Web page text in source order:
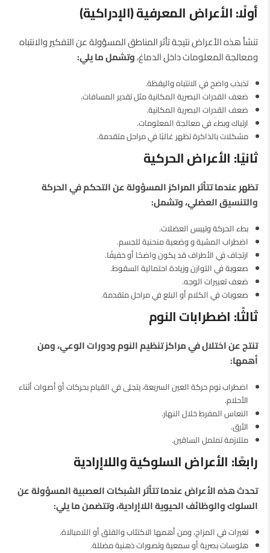
أولًا: الأعراض المعرفية (الإدراكية)
تنشأ هذه الأعراض نتيجة تأثر المناطق المسؤولة عن التفكير والانتباه
ومعالجة المعلومات داخل الدماغ،وتشمل ما يلي:
تذبذب واضح في الانتباه واليقظة.
ضعف القدرات البصرية المكانية مثل تقدير المسافات.
ضعف القدرات البصرية المكانية.
ارتباك وبطء في معالجة المعلومات.
مشكلات بالذاكرة تظهر غالبًا في مراحل متقدمة.
ثانيًا: الأعراض الحركية
تظهر عندما تتأثر المراكز المسؤولة عن التحكم في الحركة
والتنسيق العضلي، وتشمل:
بطء الحركة وتيبس العضلات.
اضطراب المشية و وضعية منحنية للجسم.
ارتجاف في الأطراف قد يكون واضحًا أو خفيفًا.
صعوبة في التوازن وزيادة احتمالية السقوط.
ضعف تعبيرات الوجه.
صعوبات في الكلام أو البلع في مراحل متقدمة.
ثالثًا: اضطرابات النوم
تنتج عن اختلال في مراكز تنظيم النوم ودورات الوعي، ومن
أهمها:
اضطراب نوم حركة العين السريعة، يتجلى في القيام بحركات أو أصوات أثناء
الأحلام.
النعاس المفرط خلال النهار.
الأرق.
متلازمة تململ الساقين.
رابعًا: الأعراض السلوكية واللاإرادية
تحدث هذه الأعراض عندما تتأثر الشبكات العصبية المسؤولة عن
السلوك والوظائف الحيوية اللاإرادية، وتتضمن ما يلي:
تغيرات في المزاج، ومن أهمها الاكتئاب والقلق أو اللامبالاة.
هلوسات بصرية أو سمعية وتصورات ذهنية مضللة.